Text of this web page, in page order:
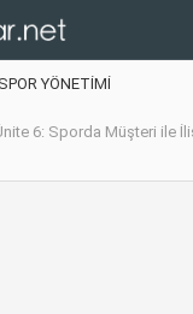
SPOR YÖNETİMİ
6: Sporda Müşteri ile